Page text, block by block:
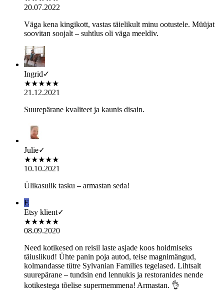
20.07.2022
Väga kena kingikott, vastas täielikult minu ootustele. Müüjat
soovitan soojalt – suhtlus oli väga meeldiv.
Ingrid✓
★★★★★
21.12.2021
Suurepärane kvaliteet ja kaunis disain.
Julie✓
★★★★★
10.10.2021
Ülikasulik tasku – armastan seda!
E
Etsy klient✓
★★★★★
08.09.2020
Need kotikesed on reisil laste asjade koos hoidmiseks
täiuslikud! Ühte panin poja autod, teise magnimängud,
kolmandasse tütre Sylvanian Families tegelased. Lihtsalt
suurepärane – tundsin end lennukis ja restoranides nende
kotikestega tõelise supermemmena! Armastan. 👌